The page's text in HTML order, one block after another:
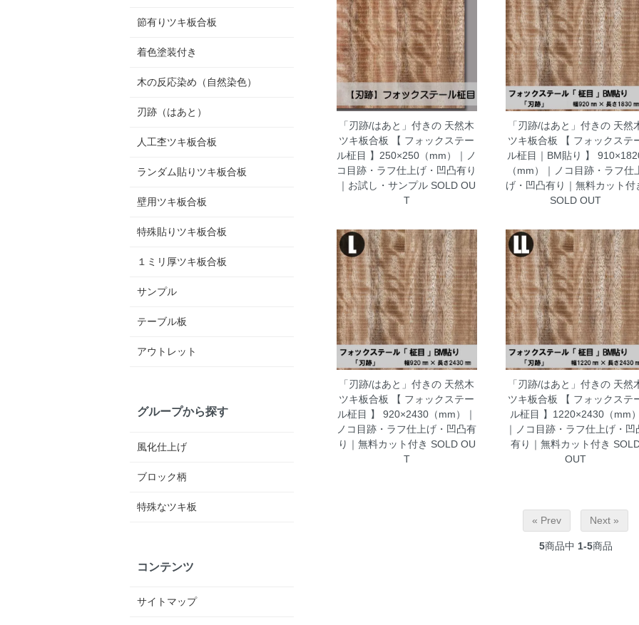
「刃跡/はあと」付きの 天然木
ツキ板合板 【 フォックステー
ル柾目 】250×250（mm）｜ノ
コ目跡・ラフ仕上げ・凹凸有り
｜お試し・サンプルSOLD OU
T
「刃跡/はあと」付きの 天然
ツキ板合板 【 フォックステ
ル柾目｜BM貼り 】
（mm）｜ノコ目跡・ラフ仕
げ・凹凸有り｜無料カット付
SOLD OUT
「刃跡/はあと」付きの 天然木
ツキ板合板 【 フォックステー
ル柾目 】 920×2430（mm）｜
ノコ目跡・ラフ仕上げ・凹凸有
り｜無料カット付き SOLD OU
T
「刃跡/はあと」付きの 天然
ツキ板合板 【 フォックステ
ル柾目 】1220×2430（mm
｜ノコ目跡・ラフ仕上げ・凹
有り｜無料カット付き
OUT
« Prev Next »
5商品中 1-5商品
節有りツキ板合板
着色塗装付き
木の反応染め（自然染色）
刃跡（はあと）
人工杢ツキ板合板
ランダム貼りツキ板合板
壁用ツキ板合板
特殊貼りツキ板合板
１ミリ厚ツキ板合板
サンプル
テーブル板
アウトレット
グループから探す
風化仕上げ
ブロック柄
特殊なツキ板
コンテンツ
サイトマップ